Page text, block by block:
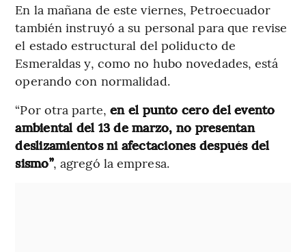
En la mañana de este viernes, Petroecuador
también instruyó a su personal para que revise
el estado estructural del poliducto de
Esmeraldas y, como no hubo novedades, está
operando con normalidad.
“Por otra parte,en el punto cero del evento
ambiental del 13 de marzo, no presentan
deslizamientos ni afectaciones después del
sismo”, agregó la empresa.